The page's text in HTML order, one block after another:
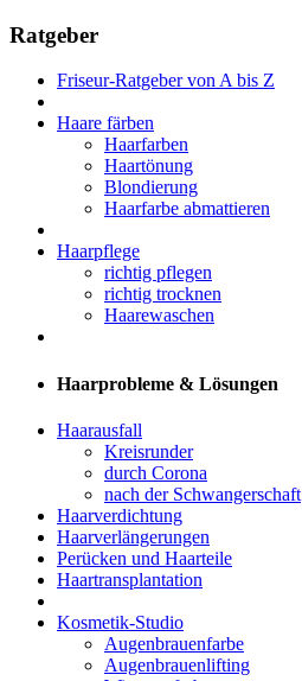
Ratgeber
Friseur-Ratgeber von A bis Z
Haare färben
Haarfarben
Haartönung
Blondierung
Haarfarbe abmattieren
Haarpflege
richtig pflegen
richtig trocknen
Haarewaschen
Haarprobleme & Lösungen
Haarausfall
Kreisrunder
durch Corona
nach der Schwangerschaft
Haarverdichtung
Haarverlängerungen
Perücken und Haarteile
Haartransplantation
Kosmetik-Studio
Augenbrauenfarbe
Augenbrauenlifting